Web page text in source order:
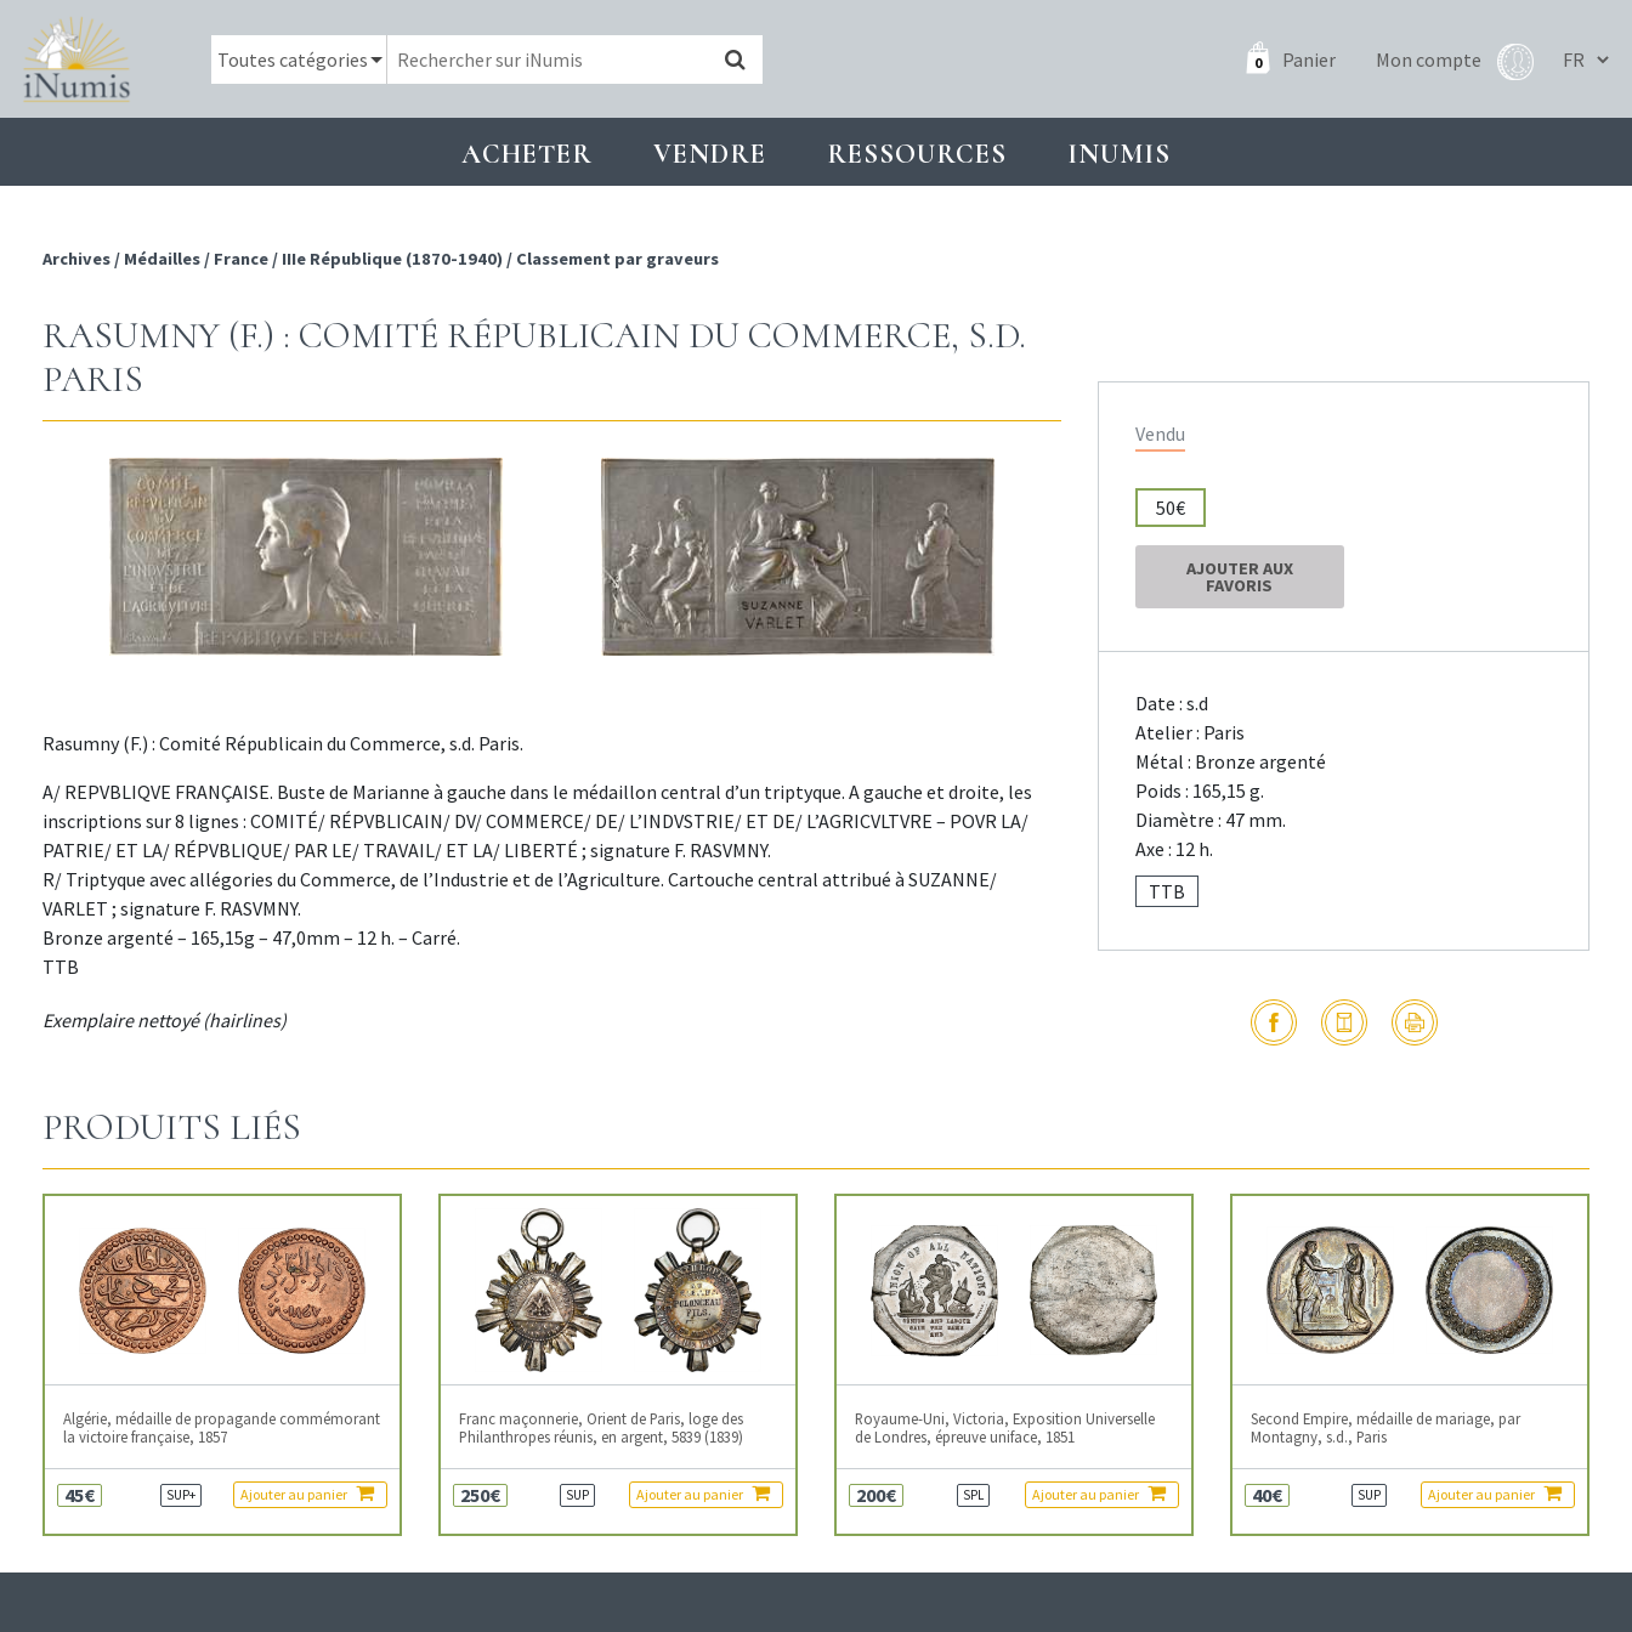
0 Panier Mon compte
ACHETER VENDRE RESSOURCES INUMIS
Archives / Médailles / France / IIIe République (1870-1940) / Classement par graveurs
RASUMNY (F.) : COMITÉ RÉPUBLICAIN DU COMMERCE, S.D.
PARIS
Rasumny (F.) : Comité Républicain du Commerce, s.d. Paris.
A/ REPVBLIQVE FRANÇAISE. Buste de Marianne à gauche dans le médaillon central d’un triptyque. A gauche et droite, les
inscriptions sur 8 lignes : COMITÉ/ RÉPVBLICAIN/ DV/ COMMERCE/ DE/ L’INDVSTRIE/ ET DE/ L’AGRICVLTVRE – POVR LA/
PATRIE/ ET LA/ RÉPVBLIQUE/ PAR LE/ TRAVAIL/ ET LA/ LIBERTÉ ; signature F. RASVMNY.
R/ Triptyque avec allégories du Commerce, de l’Industrie et de l’Agriculture. Cartouche central attribué à SUZANNE/
VARLET ; signature F. RASVMNY.
Bronze argenté – 165,15g – 47,0mm – 12 h. – Carré.
TTB
Exemplaire nettoyé (hairlines)
Vendu
50€
AJOUTER AUX
FAVORIS
Date : s.d
Atelier : Paris
Métal : Bronze argenté
Poids : 165,15 g.
Diamètre : 47 mm.
Axe : 12 h.
TTB
PRODUITS LIÉS
Algérie, médaille de propagande commémorant
la victoire française, 1857
45€ SUP+ Ajouter au panier
Franc maçonnerie, Orient de Paris, loge des
Philanthropes réunis, en argent, 5839 (1839)
250€ SUP Ajouter au panier
Royaume-Uni, Victoria, Exposition Universelle
de Londres, épreuve uniface, 1851
200€ SPL Ajouter au panier
Second Empire, médaille de mariage, par
Montagny, s.d., Paris
40€ SUP Ajouter au panier